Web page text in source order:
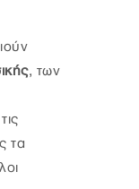
, των
τα